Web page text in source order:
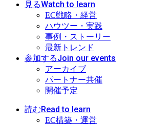
見るWatch to learn
EC戦略・経営
ハウツー・実践
事例・ストーリー
最新トレンド
参加するJoin our events
アーカイブ
パートナー共催
開催予定
読むRead to learn
EC構築・運営